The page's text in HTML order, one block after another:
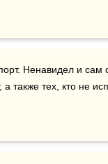
Ненавидел и сам
а также тех, кто не